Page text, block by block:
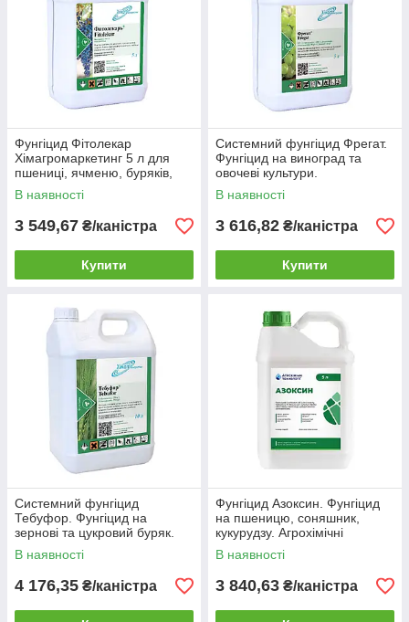
Фунгіцид Фітолекар
Хімагромаркетинг 5 л для
пшениці, ячменю, буряків,
яблунь, винограду від гнилів,
іржі
В наявності
3 549,67 ₴/каністра
Купити
Системний фунгіцид Фрегат.
Фунгіцид на виноград та
овочеві культури.
Хімагромаркетинг
В наявності
3 616,82 ₴/каністра
Купити
Системний фунгіцид
Тебуфор. Фунгіцид на
зернові та цукровий буряк.
Хімагромаркетинг
В наявності
4 176,35 ₴/каністра
Фунгіцид Азоксин. Фунгіцид
на пшеницю, соняшник,
кукурудзу. Агрохімічні
технології
В наявності
3 840,63 ₴/каністра